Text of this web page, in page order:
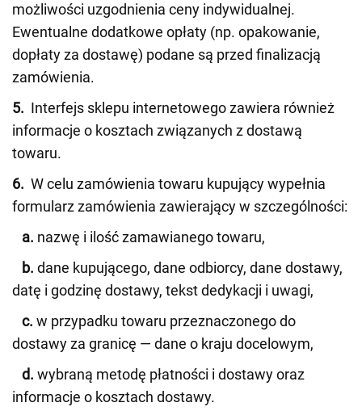
możliwości uzgodnienia ceny indywidualnej.
Ewentualne dodatkowe opłaty (np. opakowanie,
dopłaty za dostawę) podane są przed finalizacją
zamówienia.
5. Interfejs sklepu internetowego zawiera również
informacje o kosztach związanych z dostawą
towaru.
6. W celu zamówienia towaru kupujący wypełnia
formularz zamówienia zawierający w szczególności:
a. nazwę i ilość zamawianego towaru,
b. dane kupującego, dane odbiorcy, dane dostawy,
datę i godzinę dostawy, tekst dedykacji i uwagi,
c. w przypadku towaru przeznaczonego do
dostawy za granicę — dane o kraju docelowym,
d. wybraną metodę płatności i dostawy oraz
informacje o kosztach dostawy.